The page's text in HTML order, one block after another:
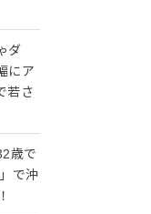
ダ
にア
若さ
歳で
で沖